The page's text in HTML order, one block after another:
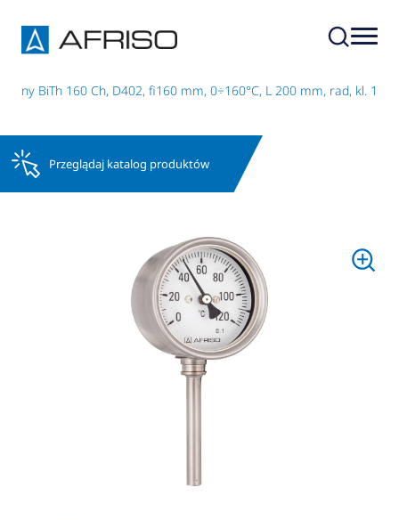
BiTh 160 Ch, D402, fi160 mm, 0÷160°C, L 200 mm, rad, kl. 1
Przeglądaj katalog produktów